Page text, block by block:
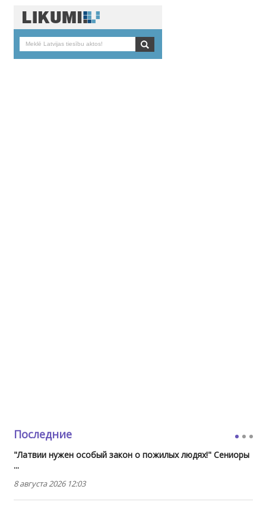
Последние
"Латвии нужен особый закон о пожилых людях!" Сениоры
...
8 августа 2026 12:03